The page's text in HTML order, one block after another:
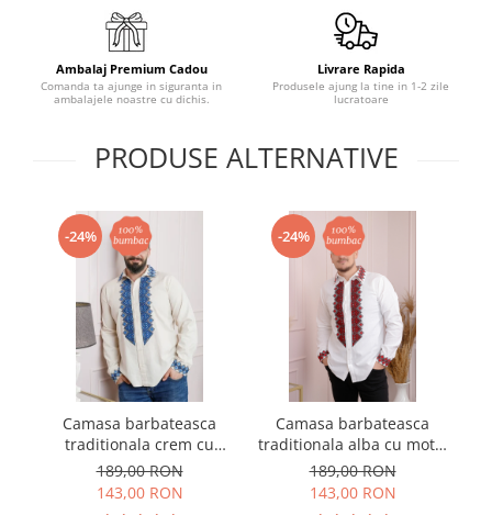
Ambalaj Premium Cadou
Comanda ta ajunge in siguranta in
ambalajele noastre cu dichis.
Livrare Rapida
Produsele ajung la tine in 1-2 zile
lucratoare
PRODUSE ALTERNATIVE
-24%
Camasa barbateasca
traditionala crem cu
motiv geometric albastru
Petru 05
189,00 RON
143,00 RON
-24%
Camasa barbateasca
traditionala alba cu motiv
geometric rosu Petru 07
189,00 RON
143,00 RON